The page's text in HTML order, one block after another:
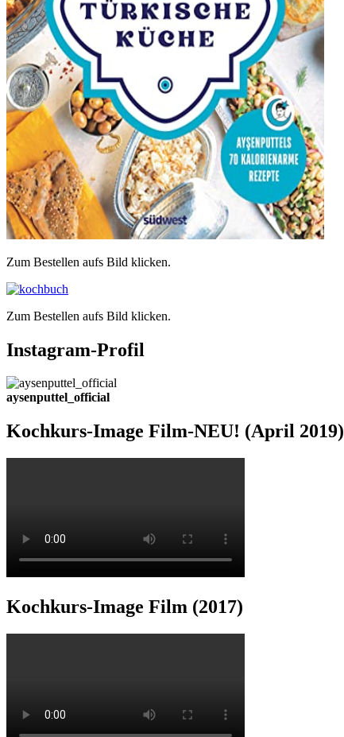
Zum Bestellen aufs Bild klicken.
Zum Bestellen aufs Bild klicken.
Instagram-Profil
aysenputtel_official
Kochkurs-Image Film-NEU! (April 2019)
Kochkurs-Image Film (2017)